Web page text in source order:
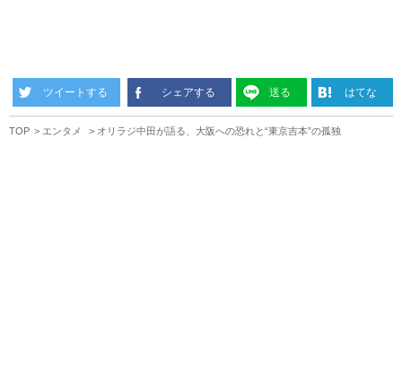
ツイートする シェアする 送る はてな
TOP エンタメ オリラジ中田が語る、大阪への恐れと“東京吉本”の孤独